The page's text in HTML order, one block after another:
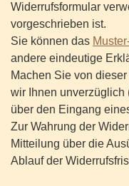
Widerrufsformular
vorgeschrieben ist.
Sie können das
andere eindeutige
Machen Sie von
wir Ihnen unverzüglich
über den Eingang
Zur Wahrung der
Mitteilung über die
Ablauf der